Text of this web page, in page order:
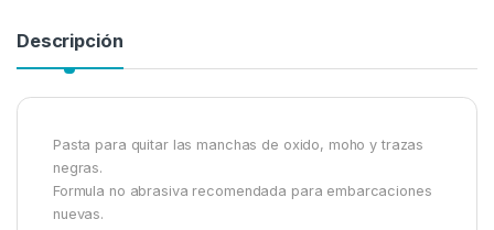
Descripción
Pasta para quitar las manchas de oxido, moho y trazas
negras.
Formula no abrasiva recomendada para embarcaciones
nuevas.